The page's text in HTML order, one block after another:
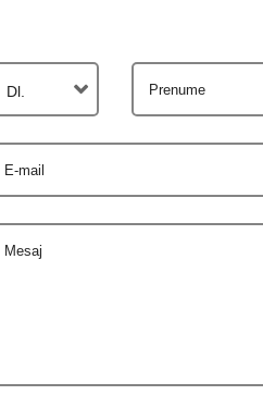
Dl. Prenume
E-mail
Mesaj